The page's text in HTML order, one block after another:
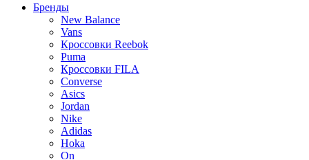
Бренды
New Balance
Vans
Кроссовки Reebok
Puma
Кроссовки FILA
Converse
Asics
Jordan
Nike
Adidas
Hoka
On